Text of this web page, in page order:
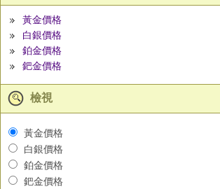
黃金價格
白銀價格
鉑金價格
鈀金價格
檢視
黃金價格
白銀價格
鉑金價格
鈀金價格